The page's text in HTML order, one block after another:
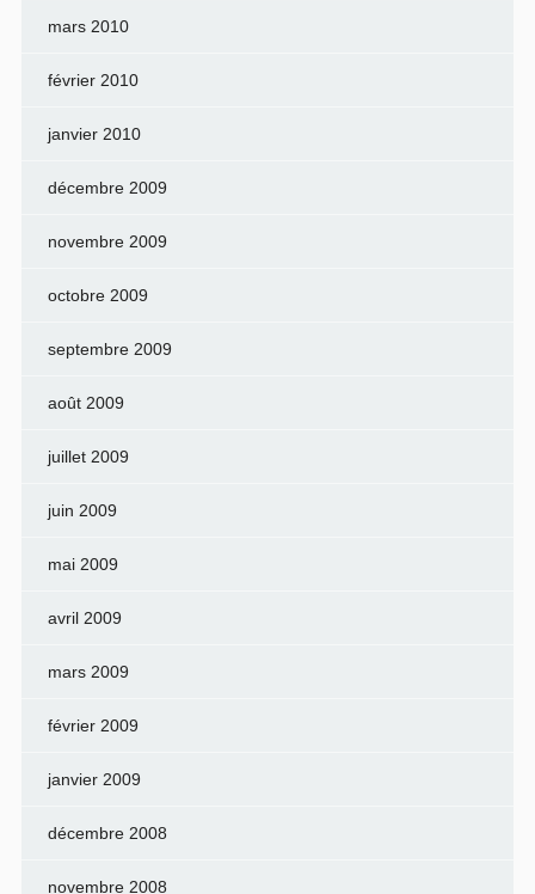
mars 2010
février 2010
janvier 2010
décembre 2009
novembre 2009
octobre 2009
septembre 2009
août 2009
juillet 2009
juin 2009
mai 2009
avril 2009
mars 2009
février 2009
janvier 2009
décembre 2008
novembre 2008